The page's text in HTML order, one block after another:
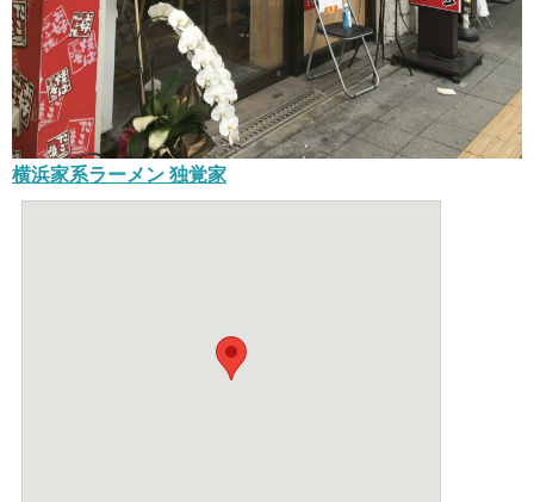
横浜家系ラーメン 独覚家